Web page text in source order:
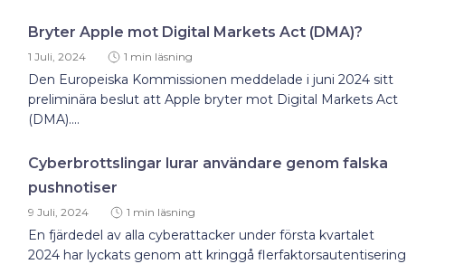
Bryter Apple mot Digital Markets Act (DMA)?
1 Juli, 2024 1 min läsning
Den Europeiska Kommissionen meddelade i juni 2024 sitt
preliminära beslut att Apple bryter mot Digital Markets Act
(DMA)....
Cyberbrottslingar lurar användare genom falska
pushnotiser
9 Juli, 2024 1 min läsning
En fjärdedel av alla cyberattacker under första kvartalet
2024 har lyckats genom att kringgå flerfaktorsautentisering